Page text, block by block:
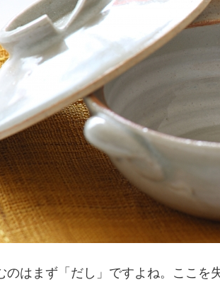
のはまず「だし」ですよね。ここ